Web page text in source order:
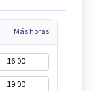
Más horas
16:00
19:00